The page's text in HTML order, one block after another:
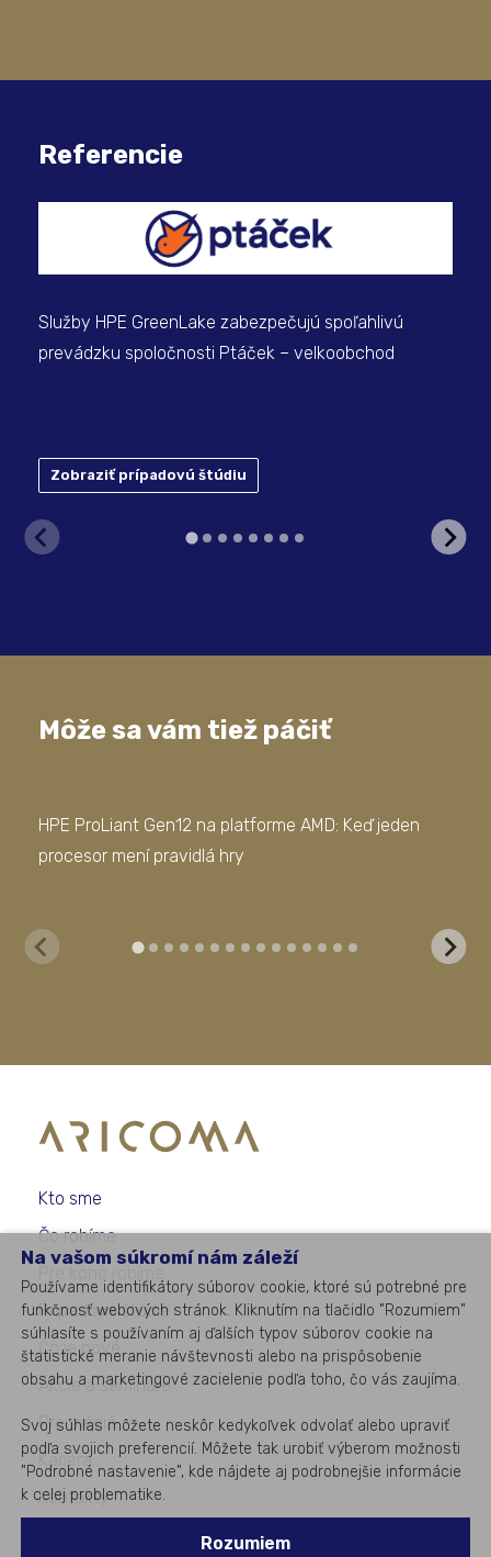
Referencie
Služby HPE GreenLake zabezpečujú spoľahlivú
prevádzku spoločnosti Ptáček – velkoobchod
Zobraziť prípadovú štúdiu
Môže sa vám tiež páčiť
HPE ProLiant Gen12 na platforme AMD: Keď jeden
procesor mení pravidlá hry
Na vašom súkromí nám záleží
Používame identifikátory súborov cookie, ktoré sú potrebné pre
funkčnosť webových stránok. Kliknutím na tlačidlo "Rozumiem"
súhlasíte s používaním aj ďalších typov súborov cookie na
štatistické meranie návštevnosti alebo na prispôsobenie
obsahu a marketingové zacielenie podľa toho, čo vás zaujíma.
Svoj súhlas môžete neskôr kedykoľvek odvolať alebo upraviť
podľa svojich preferencií. Môžete tak urobiť výberom možnosti
"Podrobné nastavenie", kde nájdete aj podrobnejšie informácie
k celej problematike.
Rozumiem
Kto sme
Čo robíme
Prípadové štúdie
Čo je nové
Akcie a semináre
Pre médiá
Kariéra
Kontakty